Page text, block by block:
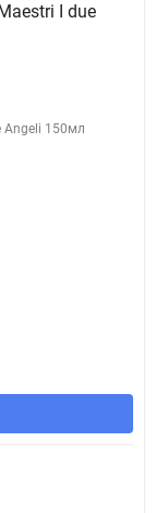
I due
Angeli 150мл